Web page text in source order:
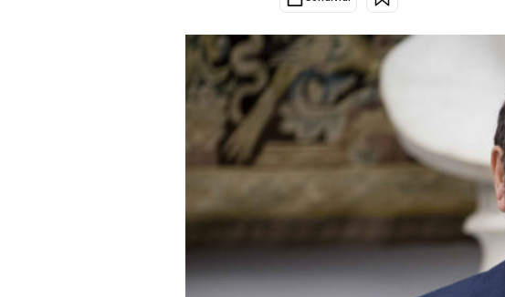
Altrecose
Mondiali calcio 2026